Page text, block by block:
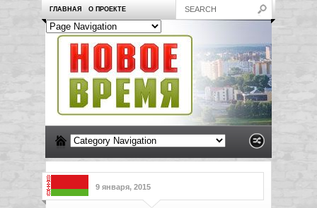
ГЛАВНАЯ О ПРОЕКТЕ
9 января, 2015